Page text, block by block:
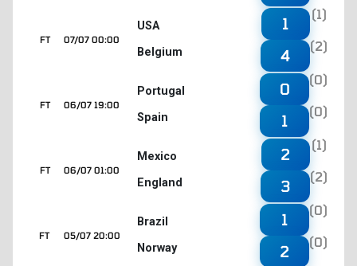
07/07 00:00
FT
USA
Belgium
1
(1)
4
(2)
06/07 19:00
FT
Portugal
Spain
0
(0)
1
(0)
06/07 01:00
FT
Mexico
England
2
(1)
3
(2)
05/07 20:00
FT
Brazil
Norway
1
(0)
2
(0)